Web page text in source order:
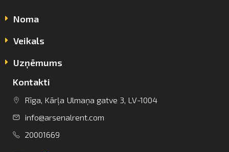
info@arsenalrent.com
+37120001669
Noma
Veikals
Uzņēmums
Kontakti
Rīga, Kārļa Ulmaņa gatve 3, LV-1004
info@arsenalrent.com
20001669